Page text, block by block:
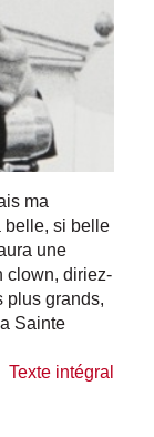
ma
belle, si belle
une
clown, diriez-
plus grands,
Sainte
Texte intégral